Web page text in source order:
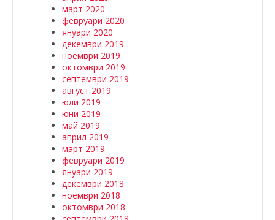
март 2020
февруари 2020
януари 2020
декември 2019
ноември 2019
октомври 2019
септември 2019
август 2019
юли 2019
юни 2019
май 2019
април 2019
март 2019
февруари 2019
януари 2019
декември 2018
ноември 2018
октомври 2018